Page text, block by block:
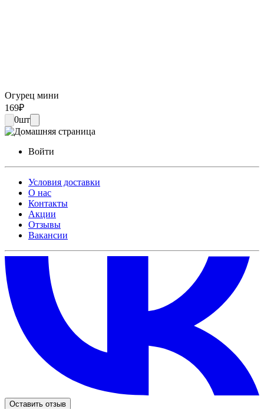
Огурец мини
169₽
0шт
Войти
Условия доставки
О нас
Контакты
Акции
Отзывы
Вакансии
Оставить отзыв